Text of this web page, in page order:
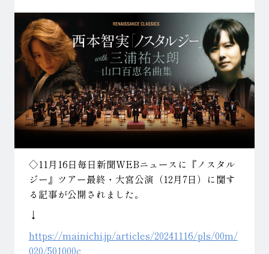
◇11月16日毎日新聞WEBニュースに『ノスタル
ジー』ツアー最終・大宮公演（12月7日）に関す
る記事が公開されました。
↓
https://mainichi.jp/articles/20241116/pls/00m/
020/501000c